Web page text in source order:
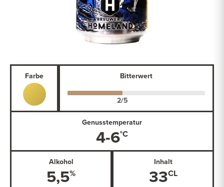
Farbe Bitterwert
Genusstemperatur
4-6
Alkohol
5,5
Inhalt
33